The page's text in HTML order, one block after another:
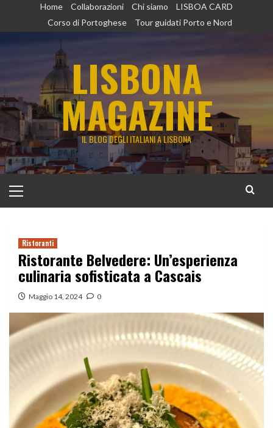
Home Collaborazioni Chi siamo
LISBOA CARD
Corso di Portoghese
Tour guidati Porto e Nord
LISBONA
MAGAZINE
IL BLOG DEGLI ITALIANI A LISBONA
principale
Ristoranti
Ristorante Belvedere: Un’esperienza
culinaria sofisticata a Cascais
Maggio 14, 2024 0